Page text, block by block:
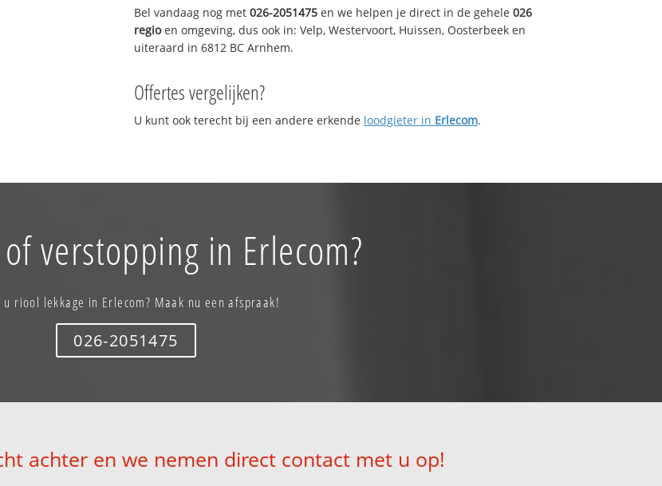
Bel vandaag nog met 026-2051475 en we helpen je direct in de gehele 026
regioen omgeving, dus ook in: Velp, Westervoort, Huissen, Oosterbeek en
uiteraard in 6812 BC Arnhem.
Offertes vergelijken?
U kunt ook terecht bij een andere erkende loodgieter in Erlecom.
verstopping in Erlecom?
u riool lekkage in Erlecom? Maak nu een afspraak!
026-2051475
achter en we nemen direct contact met u op!